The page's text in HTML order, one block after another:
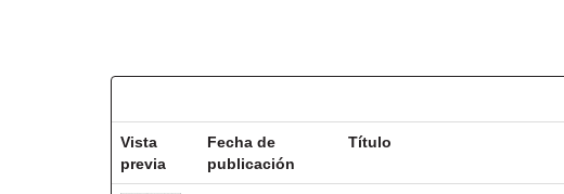
Vista
previa
Fecha de
publicación
Título